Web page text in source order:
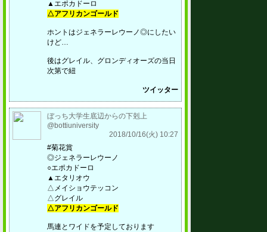
▲エポカドーロ
△アフリカンゴールド
ホントはジェネラーレウーノ◎にしたい
けど…
後はグレイル、グロンディオーズの当日
次第で紐
ツイッター
ぼっち大学生底辺からの下剋上
@bottiuniversity
2018/10/16(火) 10:27
#菊花賞
◎ジェネラーレウーノ
○エポカドーロ
▲エタリオウ
△メイショウテッコン
△グレイル
△アフリカンゴールド
馬連とワイドを予定しております